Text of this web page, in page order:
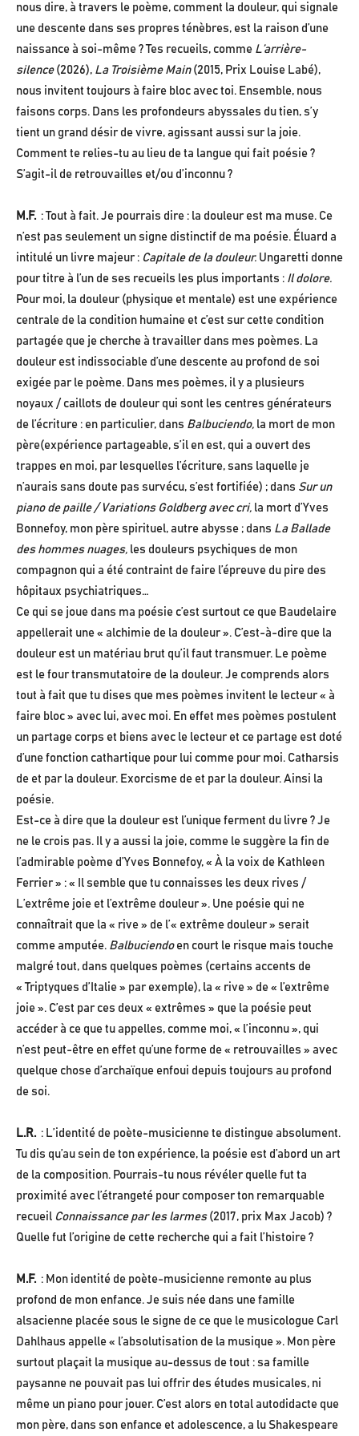
nous dire, à travers le poème, comment la douleur, qui signale
une descente dans ses propres ténèbres, est la raison d’une
naissance à soi-même ? Tes recueils, comme L’arrière-
silence(2026), La Troisième Main(2015, Prix Louise Labé),
nous invitent toujours à faire bloc avec toi. Ensemble, nous
faisons corps. Dans les profondeurs abyssales du tien, s’y
tient un grand désir de vivre, agissant aussi sur la joie.
Comment te relies-tu au lieu de ta langue qui fait poésie ?
S’agit-il de retrouvailles et/ou d’inconnu ?
M.F. : Tout à fait. Je pourrais dire : la douleur est ma muse. Ce
n’est pas seulement un signe distinctif de ma poésie. Éluard a
intitulé un livre majeur : Capitale de la douleur. Ungaretti donne
pour titre à l’un de ses recueils les plus importants : Il dolore.
Pour moi, la douleur (physique et mentale) est une expérience
centrale de la condition humaine et c’est sur cette condition
partagée que je cherche à travailler dans mes poèmes. La
douleur est indissociable d’une descente au profond de soi
exigée par le poème. Dans mes poèmes, il y a plusieurs
noyaux / caillots de douleur qui sont les centres générateurs
de l’écriture : en particulier, dans Balbuciendo, la mort de mon
père(expérience partageable, s’il en est, qui a ouvert des
trappes en moi, par lesquelles l’écriture, sans laquelle je
n’aurais sans doute pas survécu, s’est fortifiée) ; dans Sur un
piano de paille / Variations Goldberg avec cri, la mort d’Yves
Bonnefoy, mon père spirituel, autre abysse ; dans La Ballade
des hommes nuages, les douleurs psychiques de mon
compagnon qui a été contraint de faire l’épreuve du pire des
hôpitaux psychiatriques…
Ce qui se joue dans ma poésie c’est surtout ce que Baudelaire
appellerait une « alchimie de la douleur ». C’est-à-dire que la
douleur est un matériau brut qu’il faut transmuer. Le poème
est le four transmutatoire de la douleur. Je comprends alors
tout à fait que tu dises que mes poèmes invitent le lecteur « à
faire bloc » avec lui, avec moi. En effet mes poèmes postulent
un partage corps et biens avec le lecteur et ce partage est doté
d’une fonction cathartique pour lui comme pour moi. Catharsis
de et par la douleur. Exorcisme de et par la douleur. Ainsi la
poésie.
Est-ce à dire que la douleur est l’unique ferment du livre ? Je
ne le crois pas. Il y a aussi la joie, comme le suggère la fin de
l’admirable poème d’Yves Bonnefoy, « À la voix de Kathleen
Ferrier » : « Il semble que tu connaisses les deux rives /
L’extrême joie et l’extrême douleur ». Une poésie qui ne
connaîtrait que la « rive » de l’« extrême douleur » serait
comme amputée. Balbuciendo en court le risque mais touche
malgré tout, dans quelques poèmes (certains accents de
« Triptyques d’Italie » par exemple), la « rive » de « l’extrême
joie ». C’est par ces deux « extrêmes » que la poésie peut
accéder à ce que tu appelles, comme moi, « l’inconnu », qui
n’est peut-être en effet qu’une forme de « retrouvailles » avec
quelque chose d’archaïque enfoui depuis toujours au profond
de soi.
L.R. : L’identité de poète-musicienne te distingue absolument.
Tu dis qu’au sein de ton expérience, la poésie est d’abord un art
de la composition. Pourrais-tu nous révéler quelle fut ta
proximité avec l’étrangeté pour composer ton remarquable
recueil Connaissance par les larmes(2017, prix Max Jacob) ?
Quelle fut l’origine de cette recherche qui a fait l’histoire ?
M.F. : Mon identité de poète-musicienne remonte au plus
profond de mon enfance. Je suis née dans une famille
alsacienne placée sous le signe de ce que le musicologue Carl
Dahlhaus appelle « l’absolutisation de la musique ». Mon père
surtout plaçait la musique au-dessus de tout : sa famille
paysanne ne pouvait pas lui offrir des études musicales, ni
même un piano pour jouer. C’est alors en total autodidacte que
mon père, dans son enfance et adolescence, a lu Shakespeare